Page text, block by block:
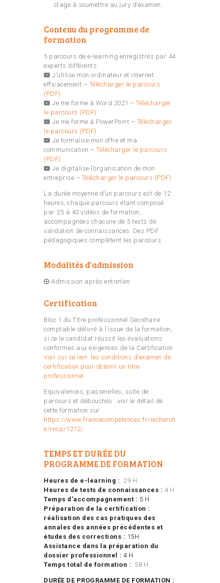
stage à soumettre au jury d’examen.
Contenu du programme de
formation
5 parcours de e-learning enregistrés par 44
experts différents
J’utilise mon ordinateur et internet
efficacement – Télécharger le parcours
(PDF)
Je me forme à Word 2021 – Télécharger
le parcours (PDF)
Je me forme à PowerPoint – Télécharger
le parcours (PDF)
Je formalise mon offre et ma
communication – Télécharger le parcours
(PDF)
Je digitalise l’organisation de mon
entreprise – Télécharger le parcours (PDF)
La durée moyenne d’un parcours est de 12
heures, chaque parcours étant composé
par 25 à 40 vidéos de formation,
accompagnées chacune de 5 tests de
validation de connaissances. Des PDF
pédagogiques complètent les parcours.
Modalités d’admission
Admission après entretien
Certification
Bloc 1 du Titre professionnel Secrétaire
comptable délivré à l’issue de la formation,
si ce le candidat réussit les évaluations
conformes aux exigences de la Certification.
Voir sur ce lien les conditions d’examen de
certification pour obtenir un titre
professionnel
Equivalences, passerelles, suite de
parcours et débouchés : voir le détail de
cette formation sur
https://www.francecompetences.fr/recherch
e/rncp/1212/
TEMPS ET DURÉE DU
PROGRAMME DE FORMATION
Heures de e-learning : 29 H
Heures de tests de connaissances : 4 H
Temps d’accompagnement : 5 H
Préparation de la certification :
réalisation des cas pratiques des
annales des années précédentes et
études des corrections : 15H
Assistance dans la préparation du
dossier professionnel : 4 H
Temps total de formation : 58 H
DURÉE DE PROGRAMME DE FORMATION :